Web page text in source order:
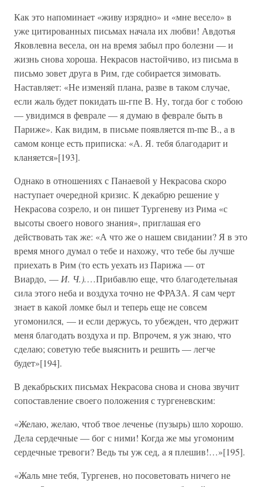
Как это напоминает «живу изрядно» и «мне весело» в
уже цитированных письмах начала их любви! Авдотья
Яковлевна весела, он на время забыл про болезни — и
жизнь снова хороша. Некрасов настойчиво, из письма в
письмо зовет друга в Рим, где собирается зимовать.
Наставляет: «Не изменяй плана, разве в таком случае,
если жаль будет покидать ш-гпе В. Ну, тогда бог с тобою
— увидимся в феврале — я думаю в феврале быть в
Париже». Как видим, в письме появляется m-me В., а в
самом конце есть приписка: «А. Я. тебя благодарит и
кланяется»[193].
Однако в отношениях с Панаевой у Некрасова скоро
наступает очередной кризис. К декабрю решение у
Некрасова созрело, и он пишет Тургеневу из Рима «с
высоты своего нового знания», приглашая его
действовать так же: «А что же о нашем свидании? Я в это
время много думал о тебе и нахожу, что тебе бы лучше
приехать в Рим (то есть уехать из Парижа — от
Виардо, — И. Ч.).…Прибавлю еще, что благодетельная
сила этого неба и воздуха точно не ФРАЗА. Я сам черт
знает в какой ломке был и теперь еще не совсем
угомонился, — и если держусь, то убежден, что держит
меня благодать воздуха и пр. Впрочем, я уж знаю, что
сделаю; советую тебе выяснить и решить — легче
будет»[194].
В декабрьских письмах Некрасова снова и снова звучит
сопоставление своего положения с тургеневским:
«Желаю, желаю, чтоб твое леченье (пузырь) шло хорошо.
Дела сердечные — бог с ними! Когда же мы угомоним
сердечные тревоги? Ведь ты уж сед, а я плешив!…»[195].
«Жаль мне тебя, Тургенев, но посоветовать ничего не